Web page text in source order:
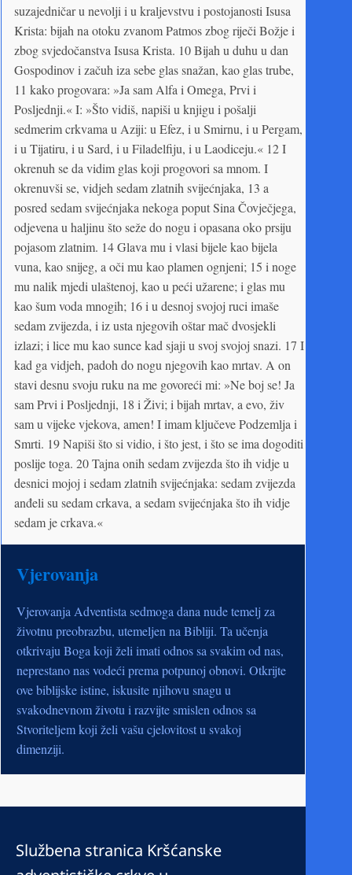
suzajedničar u nevolji i u kraljevstvu i postojanosti Isusa
Krista: bijah na otoku zvanom Patmos zbog riječi Božje i
zbog svjedočanstva Isusa Krista. 10 Bijah u duhu u dan
Gospodinov i začuh iza sebe glas snažan, kao glas trube,
11 kako progovara: »Ja sam Alfa i Omega, Prvi i
Posljednji.« I: »Što vidiš, napiši u knjigu i pošalji
sedmerim crkvama u Aziji: u Efez, i u Smirnu, i u Pergam,
i u Tijatiru, i u Sard, i u Filadelfiju, i u Laodiceju.« 12 I
okrenuh se da vidim glas koji progovori sa mnom. I
okrenuvši se, vidjeh sedam zlatnih svijećnjaka, 13 a
posred sedam svijećnjaka nekoga poput Sina Čovječjega,
odjevena u haljinu što seže do nogu i opasana oko prsiju
pojasom zlatnim. 14 Glava mu i vlasi bijele kao bijela
vuna, kao snijeg, a oči mu kao plamen ognjeni; 15 i noge
mu nalik mjedi ulaštenoj, kao u peći užarene; i glas mu
kao šum voda mnogih; 16 i u desnoj svojoj ruci imaše
sedam zvijezda, i iz usta njegovih oštar mač dvosjekli
izlazi; i lice mu kao sunce kad sjaji u svoj svojoj snazi. 17 I
kad ga vidjeh, padoh do nogu njegovih kao mrtav. A on
stavi desnu svoju ruku na me govoreći mi: »Ne boj se! Ja
sam Prvi i Posljednji, 18 i Živi; i bijah mrtav, a evo, živ
sam u vijeke vjekova, amen! I imam ključeve Podzemlja i
Smrti. 19 Napiši što si vidio, i što jest, i što se ima dogoditi
poslije toga. 20 Tajna onih sedam zvijezda što ih vidje u
desnici mojoj i sedam zlatnih svijećnjaka: sedam zvijezda
anđeli su sedam crkava, a sedam svijećnjaka što ih vidje
sedam je crkava.«
Vjerovanja
Vjerovanja Adventista sedmoga dana nude temelj za
životnu preobrazbu, utemeljen na Bibliji. Ta učenja
otkrivaju Boga koji želi imati odnos sa svakim od nas,
neprestano nas vodeći prema potpunoj obnovi. Otkrijte
ove biblijske istine, iskusite njihovu snagu u
svakodnevnom životu i razvijte smislen odnos sa
Stvoriteljem koji želi vašu cjelovitost u svakoj
dimenziji.
Službena stranica Kršćanske